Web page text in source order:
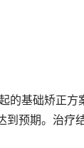
预期。治疗